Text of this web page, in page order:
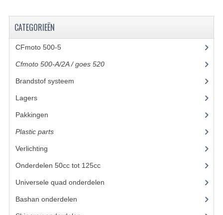
SCHOKBREKERS
WIELEN EN BANDEN
CATEGORIEËN
CFmoto 500-5(5)
Cfmoto 500-A/2A / goes 520(347)
Brandstof systeem
Lagers(12)
Pakkingen
Plastic parts(22)
Verlichting
Onderdelen 50cc tot 125cc(49)
Universele quad onderdelen
Bashan onderdelen